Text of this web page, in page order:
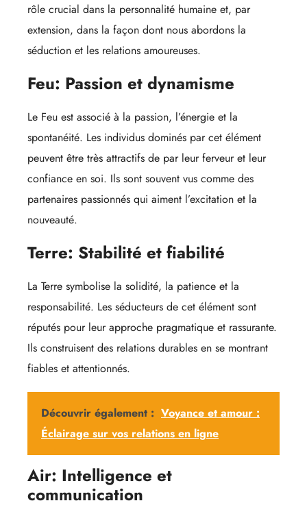
rôle crucial dans la personnalité humaine et, par
extension, dans la façon dont nous abordons la
séduction et les relations amoureuses.
Feu: Passion et dynamisme
Le Feu est associé à la passion, l’énergie et la
spontanéité. Les individus dominés par cet élément
peuvent être très attractifs de par leur ferveur et leur
confiance en soi. Ils sont souvent vus comme des
partenaires passionnés qui aiment l’excitation et la
nouveauté.
Terre: Stabilité et fiabilité
La Terre symbolise la solidité, la patience et la
responsabilité. Les séducteurs de cet élément sont
réputés pour leur approche pragmatique et rassurante.
Ils construisent des relations durables en se montrant
fiables et attentionnés.
Découvrir également : Voyance et amour :
Éclairage sur vos relations en ligne
Air: Intelligence et
communication